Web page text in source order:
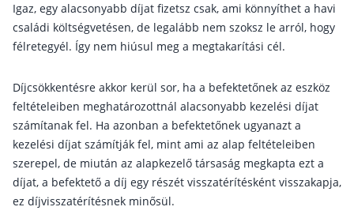
Nyugdíj megtakarítás – Így válassz
Magánnyugdíjpénztár összefoglaló
Egyszerű Állami Nyugdíjkalkulátor
Önkéntes Nyugdíjpénztárak hozamai
Nyugdíjbiztosítás
Nyugdíjbiztosítás vagy NYESZ? Melyik a jobb?
Igaz, egy alacsonyabb díjat fizetsz csak, ami könnyíthet a havi
családi költségvetésen, de legalább nem szoksz le arról, hogy
félretegyél. Így nem hiúsul meg a megtakarítási cél.
Díjcsökkentésre akkor kerül sor, ha a befektetőnek az eszköz
feltételeiben meghatározottnál alacsonyabb kezelési díjat
számítanak fel. Ha azonban a befektetőnek ugyanazt a
kezelési díjat számítják fel, mint ami az alap feltételeiben
szerepel, de miután az alapkezelő társaság megkapta ezt a
díjat, a befektető a díj egy részét visszatérítésként visszakapja,
ez díjvisszatérítésnek minősül.